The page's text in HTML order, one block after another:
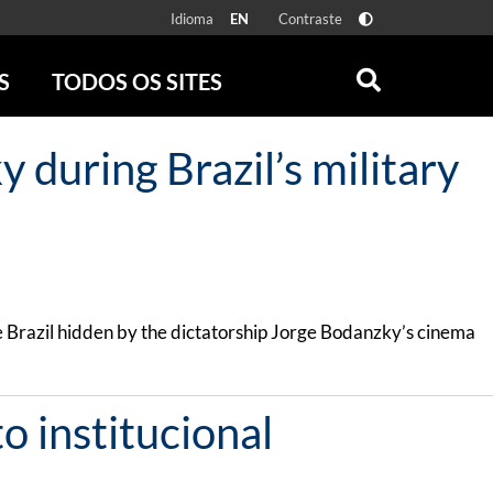
Idioma EN Contraste
FÍSICAS
TODOS OS SITES
ZUM
DISCOGRAFIA BRASILEIRA
SERROTE
during Brazil’s military
hidden by the dictatorship Jorge Bodanzky’s cinema
institucional